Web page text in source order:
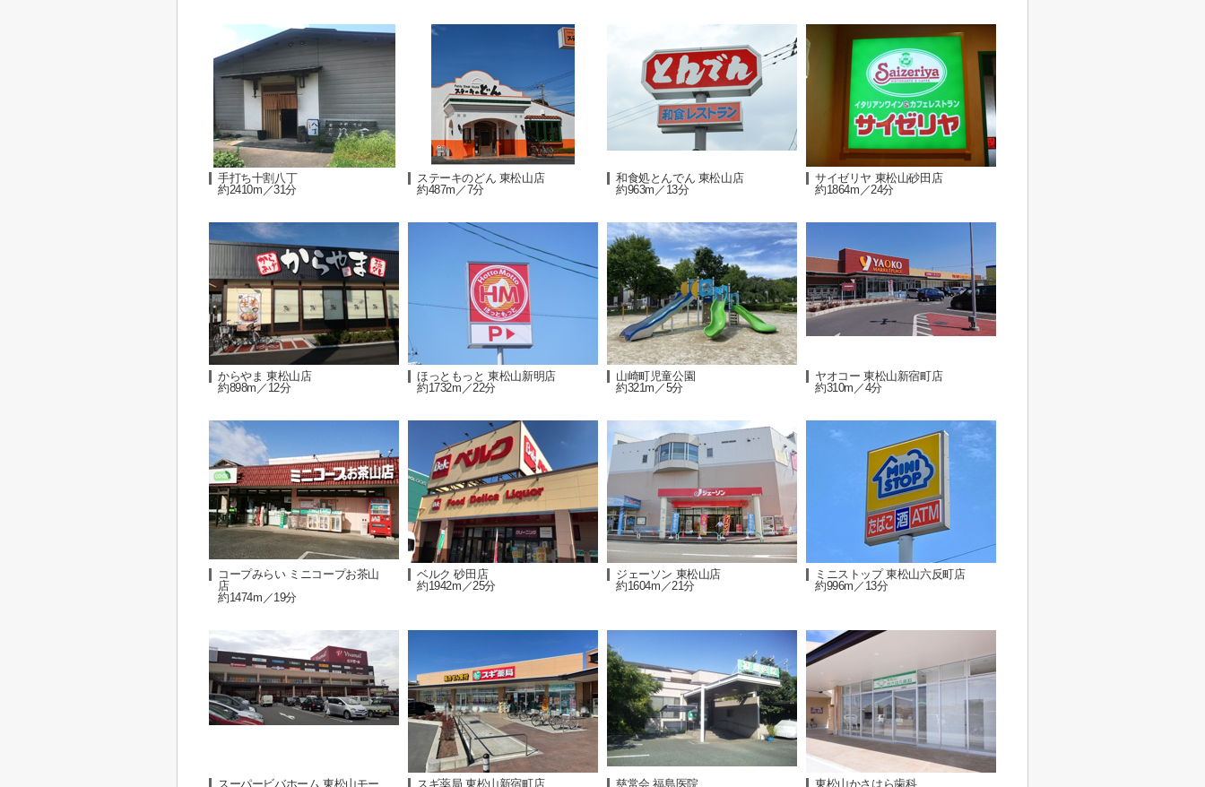
手打ち十割八丁
約2410m／31分
ステーキのどん 東松山店
約487m／7分
和食処とんでん 東松山店
約963m／13分
サイゼリヤ 東松山砂田店
約1864m／24分
からやま 東松山店
約898m／12分
ほっともっと 東松山新明店
約1732m／22分
山崎町児童公園
約321m／5分
ヤオコー 東松山新宿町店
約310m／4分
コープみらい ミニコープお茶山
店
約1474m／19分
ベルク 砂田店
約1942m／25分
ジェーソン 東松山店
約1604m／21分
ミニストップ 東松山六反町店
約996m／13分
スーパービバホーム 東松山モー スギ薬局 東松山新宿町店 慈常会 福島医院 東松山かさはら歯科